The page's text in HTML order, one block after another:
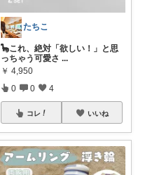
たちこ
🦕これ、絶対「欲しい！」と思
っちゃう可愛さ ...
￥ 4,950
0 0 4
コレ いいね